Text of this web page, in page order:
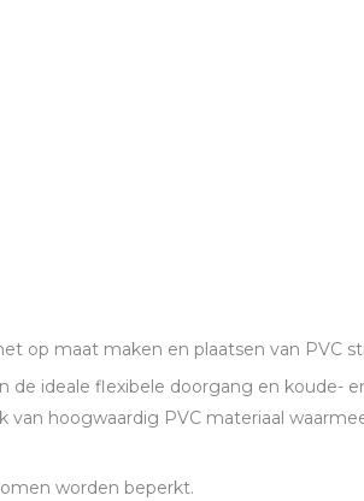
op maat maken en plaatsen van PVC
de ideale flexibele doorgang en koude-
van hoogwaardig PVC materiaal
worden beperkt.